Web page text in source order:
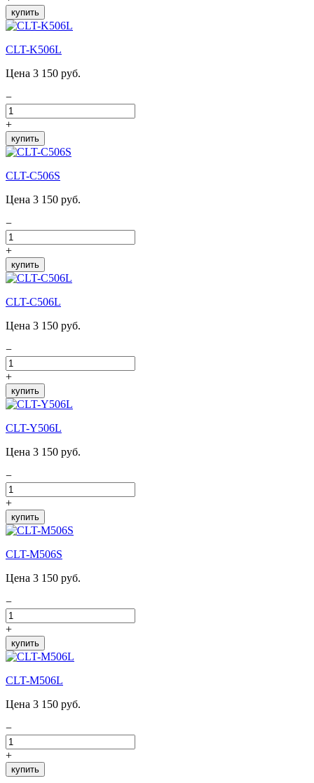
купить
CLT-K506L
Цена 3 150 руб.
−
+
купить
CLT-C506S
Цена 3 150 руб.
−
+
купить
CLT-C506L
Цена 3 150 руб.
−
+
купить
CLT-Y506L
Цена 3 150 руб.
−
+
купить
CLT-M506S
Цена 3 150 руб.
−
+
купить
CLT-M506L
Цена 3 150 руб.
−
+
купить